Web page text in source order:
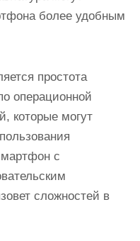
более удобным
простота
операционной
которые могут
с
сложностей в